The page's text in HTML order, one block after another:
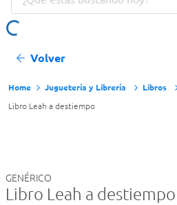
Volver
Juguetería y Librería Libros
Libro Leah a destiempo
GENÉRICO
Libro Leah a destiempo
Términos más
Yerba
Cerveza
Papas Fritas
Doves